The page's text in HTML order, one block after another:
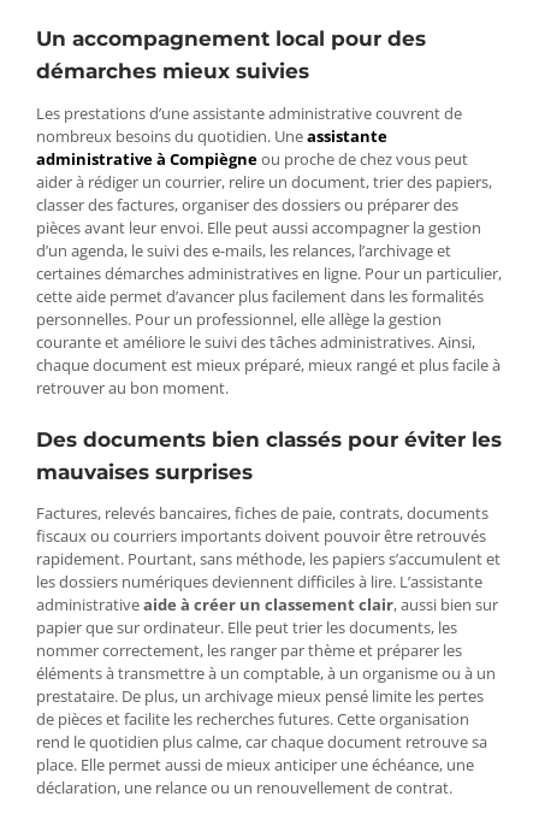
Un accompagnement local pour des
démarches mieux suivies
Les prestations d’une assistante administrative couvrent de
nombreux besoins du quotidien. Uneassistante
administrative à Compiègneou proche de chez vous peut
aider à rédiger un courrier, relire un document, trier des papiers,
classer des factures, organiser des dossiers ou préparer des
pièces avant leur envoi. Elle peut aussi accompagner la gestion
d’un agenda, le suivi des e-mails, les relances, l’archivage et
certaines démarches administratives en ligne. Pour un particulier,
cette aide permet d’avancer plus facilement dans les formalités
personnelles. Pour un professionnel, elle allège la gestion
courante et améliore le suivi des tâches administratives. Ainsi,
chaque document est mieux préparé, mieux rangé et plus facile à
retrouver au bon moment.
Des documents bien classés pour éviter les
mauvaises surprises
Factures, relevés bancaires, fiches de paie, contrats, documents
fiscaux ou courriers importants doivent pouvoir être retrouvés
rapidement. Pourtant, sans méthode, les papiers s’accumulent et
les dossiers numériques deviennent difficiles à lire. L’assistante
administrativeaide à créer un classement clair, aussi bien sur
papier que sur ordinateur. Elle peut trier les documents, les
nommer correctement, les ranger par thème et préparer les
éléments à transmettre à un comptable, à un organisme ou à un
prestataire. De plus, un archivage mieux pensé limite les pertes
de pièces et facilite les recherches futures. Cette organisation
rend le quotidien plus calme, car chaque document retrouve sa
place. Elle permet aussi de mieux anticiper une échéance, une
déclaration, une relance ou un renouvellement de contrat.